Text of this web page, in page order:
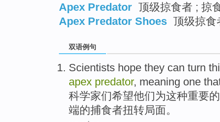
Apex Predator 顶级掠食者 ; 掠
Apex Predator Shoes 顶级掠食
双语例句
Scientists hope they can turn
apex predator, meaning one
科学家们希望他们为这种重要
端的捕食者扭转局面。